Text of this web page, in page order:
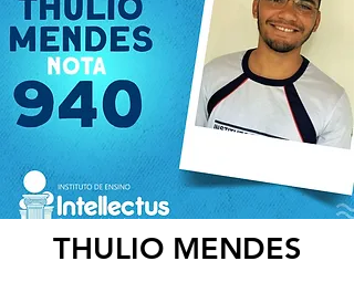
THULIO MENDES